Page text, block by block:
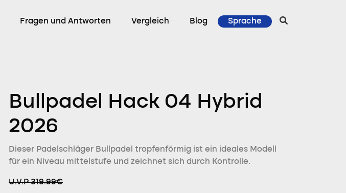
Fragen und Antworten Vergleich Blog Sprache
Bullpadel Hack 04 Hybrid
2026
Dieser Padelschläger Bullpadel tropfenförmig ist ein ideales Modell
für ein Niveau mittelstufe und zeichnet sich durch Kontrolle.
U.V.P 319.99€